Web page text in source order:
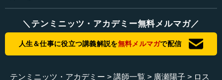
ルギーを買うような状況にはまったくないのですけれど、
この戦争が始まってから大量にロシアの安いエネルギーを
買っているのです。どうしてかというと、安いロシア産を
て、そして高くヨーロッパに売るということをやっている
＼テンミニッツ・アカデミー無料メルマガ／
人生＆仕事に役立つ講義解説を無料メルマガで配信
テンミニッツ・アカデミー 講師一覧 廣瀬陽子 ロス